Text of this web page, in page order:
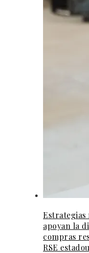
Estrategias
apoyan la
compras
RSE